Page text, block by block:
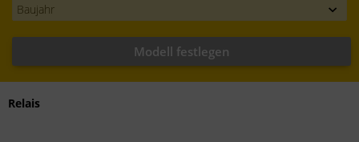
Modell festlegen
Relais